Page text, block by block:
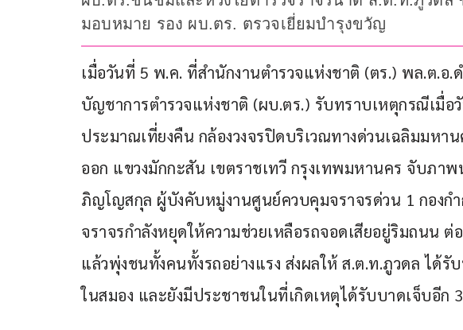
มอบหมาย รอง ผบ.ตร. ตรวจเยี่ยมบำรุงขวัญ
เมื่อวันที่ 5 พ.ค. ที่สำนักงานตำรวจแห่งชาติ (ตร.) พล.ต.อ
บัญชาการตำรวจแห่งชาติ (ผบ.ตร.) รับทราบเหตุกรณีเมื่อ
ประมาณเที่ยงคืน กล้องวงจรปิดบริเวณทางด่วนเฉลิมมหาน
ออก แขวงมักกะสัน เขตราชเทวี กรุงเทพมหานคร จับภา
ภิญโญสกุล ผู้บังคับหมู่งานศูนย์ควบคุมจราจรด่วน 1 กองกำ
จราจรกำลังหยุดให้ความช่วยเหลือรถจอดเสียอยู่ริมถนน
แล้วพุ่งชนทั้งคนทั้งรถอย่างแรง ส่งผลให้ ส.ต.ท.ภูวดล ได้รั
ในสมอง และยังมีประชาชนในที่เกิดเหตุได้รับบาดเจ็บอีก